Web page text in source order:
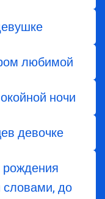
любимой
ночи
девочке
​​рождения
до